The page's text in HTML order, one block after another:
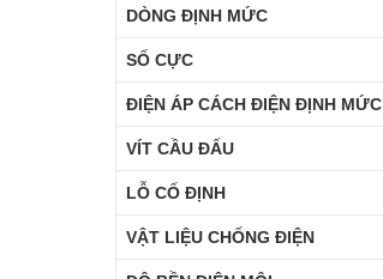
DÒNG ĐỊNH MỨC
SỐ CỰC
ĐIỆN ÁP CÁCH ĐIỆN ĐỊNH MỨC
VÍT CẦU ĐẤU
LỖ CỐ ĐỊNH
VẬT LIỆU CHỐNG ĐIỆN